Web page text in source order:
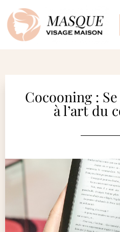
Cocooning :
à l’art du